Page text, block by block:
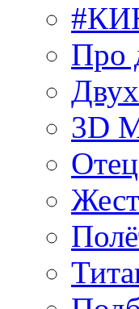
Про
3D